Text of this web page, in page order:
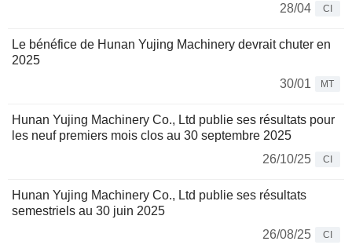
28/04
CI
Le bénéfice de Hunan Yujing Machinery devrait chuter en
2025
30/01
MT
Hunan Yujing Machinery Co., Ltd publie ses résultats pour
les neuf premiers mois clos au 30 septembre 2025
26/10/25
CI
Hunan Yujing Machinery Co., Ltd publie ses résultats
semestriels au 30 juin 2025
26/08/25
CI